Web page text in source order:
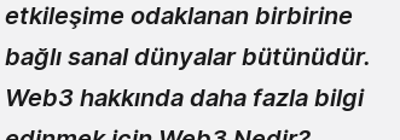
etkileşime odaklanan birbirine
bağlı sanal dünyalar bütünüdür.
Web3 hakkında daha fazla bilgi